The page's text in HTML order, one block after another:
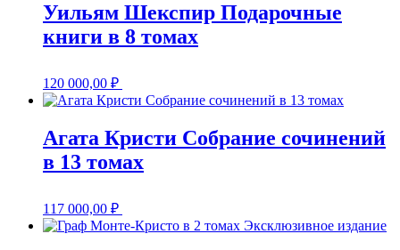
Уильям Шекспир Подарочные
книги в 8 томах
120 000,00 ₽
Агата Кристи Собрание сочинений
в 13 томах
117 000,00 ₽